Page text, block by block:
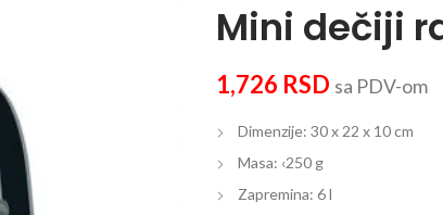
Mini dečiji
1,726 RSD sa PDV-om
Dimenzije: 30 x 22 x 10 cm
Masa: ‹250 g
Zapremina: 6 l